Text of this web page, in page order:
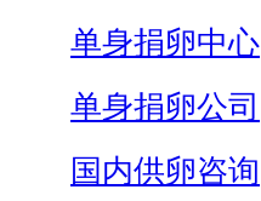
单身捐卵中心
单身捐卵公司
国内供卵咨询